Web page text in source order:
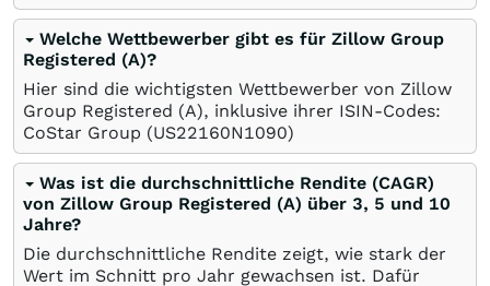
Welche Wettbewerber gibt es für Zillow Group
Registered (A)?
Hier sind die wichtigsten Wettbewerber von Zillow
Group Registered (A), inklusive ihrer ISIN-Codes:
CoStar Group (US22160N1090)
Was ist die durchschnittliche Rendite (CAGR)
von Zillow Group Registered (A) über 3, 5 und 10
Jahre?
Die durchschnittliche Rendite zeigt, wie stark der
Wert im Schnitt pro Jahr gewachsen ist. Dafür